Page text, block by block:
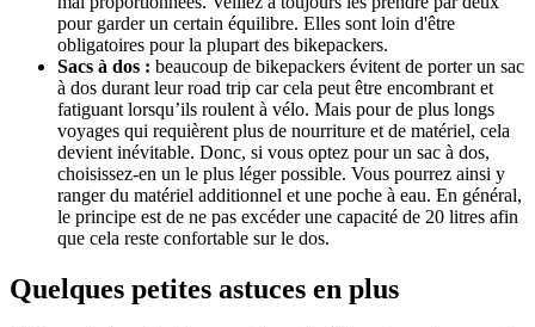
pour garder un certain équilibre. Elles sont loin d'être
obligatoires pour la plupart des bikepackers.
Sacs à dos : beaucoup de bikepackers évitent de porter un sac
à dos durant leur road trip car cela peut être encombrant et
fatiguant lorsqu’ils roulent à vélo. Mais pour de plus longs
voyages qui requièrent plus de nourriture et de matériel, cela
devient inévitable. Donc, si vous optez pour un sac à dos,
choisissez-en un le plus léger possible. Vous pourrez ainsi y
ranger du matériel additionnel et une poche à eau. En général,
le principe est de ne pas excéder une capacité de 20 litres afin
que cela reste confortable sur le dos.
Quelques petites astuces en plus